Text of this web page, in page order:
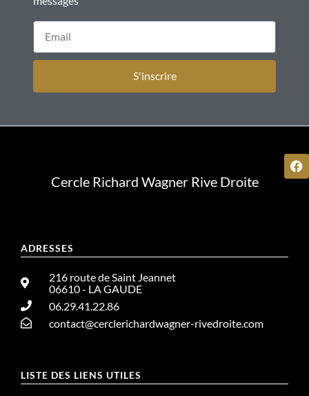
S'inscrire
ADRESSES
216 route de Saint Jeannet
06610 - LA GAUDE
06.29.41.22.86
contact@cerclerichardwagner-rivedroite.com
LISTE DES LIENS UTILES
Cercle Richard Wagner Rive Droite